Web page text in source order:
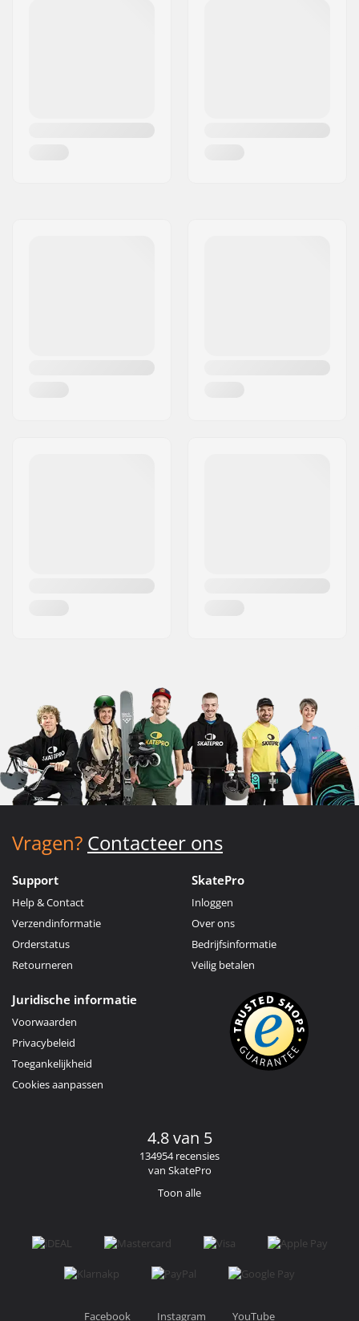
Vragen? Contacteer ons
Support
Help & Contact
Verzendinformatie
Orderstatus
Retourneren
SkatePro
Inloggen
Over ons
Bedrijfsinformatie
Veilig betalen
Juridische informatie
Voorwaarden
Privacybeleid
Toegankelijkheid
Cookies aanpassen
4.8 van 5
134954 recensies
van SkatePro
Toon alle
Facebook Instagram YouTube